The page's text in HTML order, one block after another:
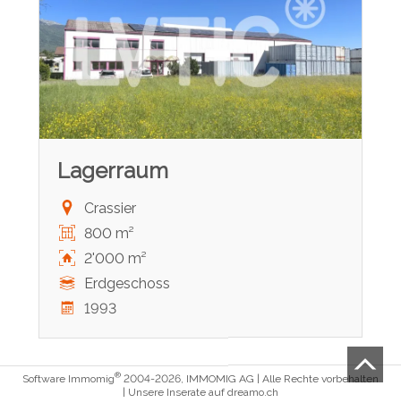
Lagerraum
Crassier
800 m²
2'000 m²
Erdgeschoss
1993
Software Immomig® 2004-2026, IMMOMIG AG | Alle Rechte vorbehalten
| Unsere Inserate auf dreamo.ch